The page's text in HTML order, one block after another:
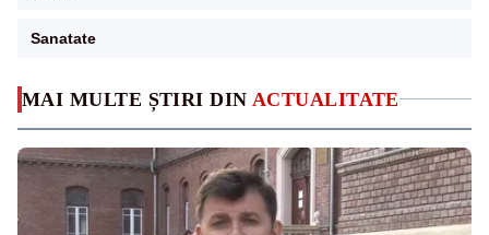
MAI MULTE ȘTIRI DIN ACTUALITATE
Sanatate